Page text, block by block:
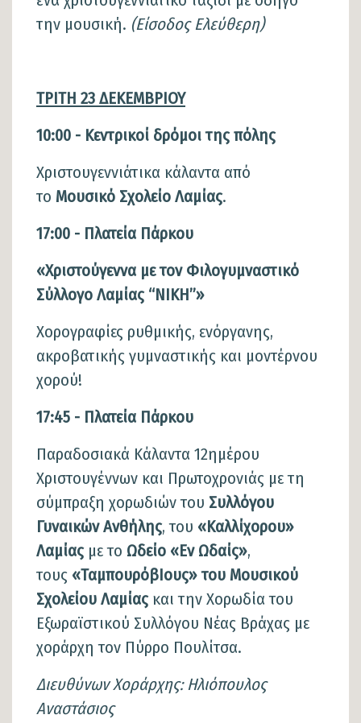
την μουσική. (Είσοδος Ελεύθερη)
ΤΡΙΤΗ 23 ΔΕΚΕΜΒΡΙΟΥ
10:00 - Κεντρικοί δρόμοι της πόλης
Χριστουγεννιάτικα κάλαντα από
το Μουσικό Σχολείο Λαμίας.
17:00 - Πλατεία Πάρκου
«Χριστούγεννα με τον Φιλογυμναστικό
Σύλλογο Λαμίας “ΝΙΚΗ”»
Χορογραφίες ρυθμικής, ενόργανης,
ακροβατικής γυμναστικής και μοντέρνου
χορού!
17:45 - Πλατεία Πάρκου
Παραδοσιακά Κάλαντα 12ημέρου
Χριστουγέννων και Πρωτοχρονιάς με τη
σύμπραξη χορωδιών του Συλλόγου
Γυναικών Ανθήλης, του «Καλλίχορου»
Λαμίαςμε το Ωδείο «Εν Ωδαίς»,
τους «ΤαμπουρόβΙους» του Μουσικού
Σχολείου Λαμίαςκαι την Χορωδία του
Εξωραϊστικού Συλλόγου Νέας Βράχας με
χοράρχη τον Πύρρο Πουλίτσα.
Διευθύνων Χοράρχης: Ηλιόπουλος
Αναστάσιος